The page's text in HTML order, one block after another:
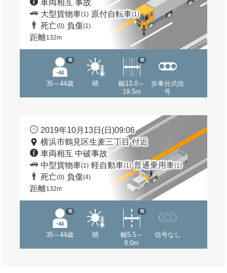
車両相互 事故
大型貨物車(1) 原付自転車(1)
死亡(0) 負傷(1)
距離132m
35～44歳
他
晴
幅13.0～
19.5m
他
歩車分式信
号
2019年10月13日(日)09:06
横浜市鶴見区生麦三丁目 付近
車両相互 中破事故
中型貨物車(1) 軽自動車(1) 普通乗用車(1)
死亡(0) 負傷(4)
距離132m
35～44歳
他
晴
幅5.5～
9.0m
他
信号なし